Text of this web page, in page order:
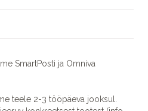
SmartPosti ja Omniva
teele 2-3 tööpäeva jooksul.